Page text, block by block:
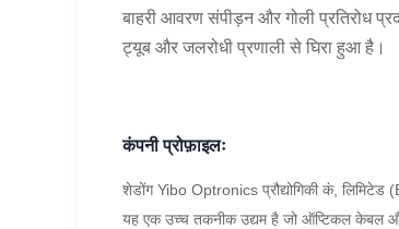
बाहरी आवरण संपीड़न और गोली प्रतिरोध
ट्यूब और जलरोधी प्रणाली से घिरा हुआ है।
कंपनी प्रोफ़ाइलः
शेडोंग Yibo Optronics प्रौद्योगिकी कं,
यह एक उच्च तकनीक उद्यम है जो ऑप्टिकल केबल